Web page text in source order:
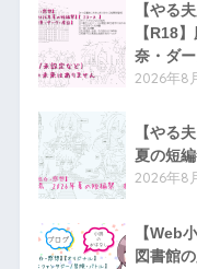
【やる
【R18
奈・ダー
2026年8
【やる
夏の短
2026年8
【Web
図書館